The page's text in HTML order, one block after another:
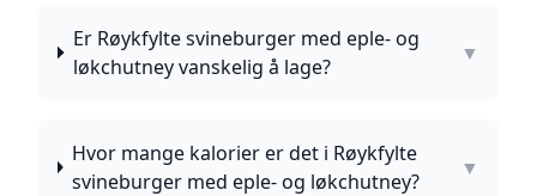
Er Røykfylte svineburger med eple- og
løkchutney vanskelig å lage?
▼
Hvor mange kalorier er det i Røykfylte
svineburger med eple- og løkchutney?
▼